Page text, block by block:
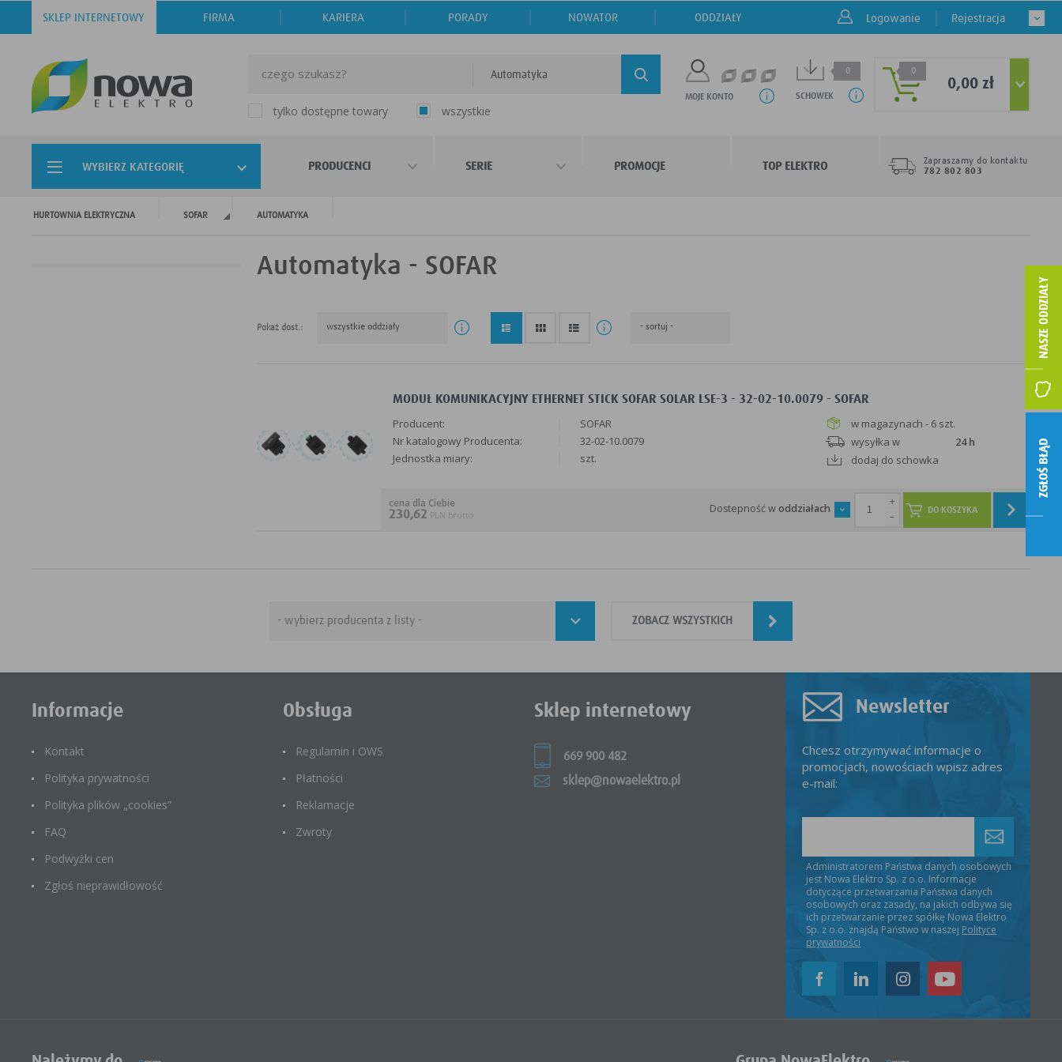
SKLEP INTERNETOWY FIRMA KARIERA PORADY NOWATOR ODDZIAŁY Logowanie Rejestracja
Automatyka
tylko dostępne towary wszystkie
MOJE KONTO SCHOWEK
0 0
0,00 zł
WYBIERZ KATEGORIĘ PRODUCENCI SERIE PROMOCJE TOP ELEKTRO
Zapraszamy do kontaktu
782 802 803
HURTOWNIA ELEKTRYCZNA SOFAR AUTOMATYKA
Automatyka - SOFAR
Pokaż dost.: wszystkie oddziały - sortuj -
MODUŁ KOMUNIKACYJNY ETHERNET STICK SOFAR SOLAR LSE-3 - 32-02-10.0079 - SOFAR
Producent:
SOFAR
Nr katalogowy Producenta:
32-02-10.0079
Jednostka miary:
szt.
w magazynach - 6 szt.
wysyłka w
24 h
dodaj do schowka
cena dla Ciebie
230,62 PLN brutto Dostepność woddziałach
-
+
DO KOSZYKA
ZOBACZ WSZYSTKICH
Informacje
Kontakt
Polityka prywatności
Polityka plików „cookies”
FAQ
Podwyżki cen
Zgłoś nieprawidłowość
Obsługa
Regulamin i OWS
Płatności
Reklamacje
Zwroty
Sklep internetowy
669 900 482
sklep@nowaelektro.pl
Newsletter
Chcesz otrzymywać informacje o
promocjach, nowościach wpisz adres
e-mail:
Administratorem Państwa danych osobowych
jest Nowa Elektro Sp. z o.o. Informacje
dotyczące przetwarzania Państwa danych
osobowych oraz zasady, na jakich odbywa się
ich przetwarzanie przez spółkę Nowa Elektro
Sp. z o.o. znajdą Państwo w naszej Polityce
prywatności
ZGŁOŚ BŁĄD